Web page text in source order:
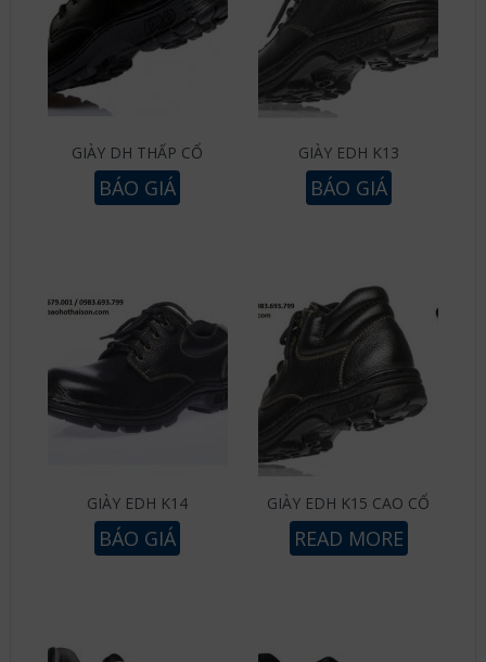
GIÀY DH THẤP CỔ
BÁO GIÁ
GIÀY EDH K13
BÁO GIÁ
GIÀY EDH K14
BÁO GIÁ
GIÀY EDH K15 CAO CỔ
READ MORE